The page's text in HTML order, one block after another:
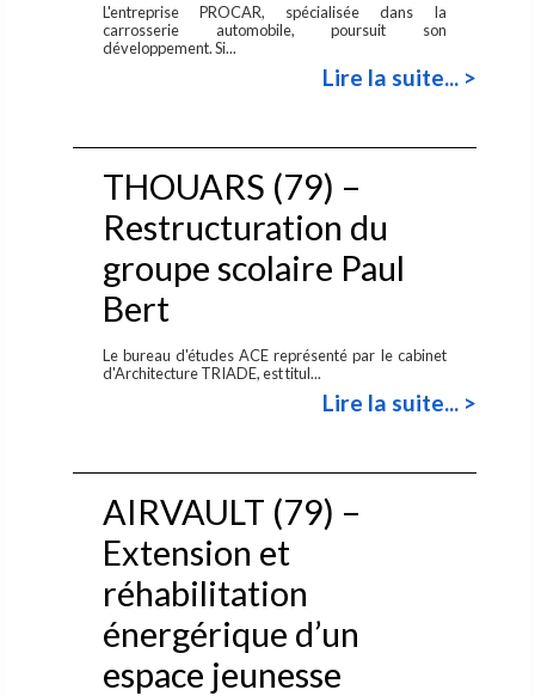
L'entreprise PROCAR, spécialisée dans la
carrosserie automobile, poursuit son
développement. Si...
Lire la suite... >
THOUARS (79) –
Restructuration du
groupe scolaire Paul
Bert
Le bureau d'études ACE représenté par le cabinet
d'Architecture TRIADE, est titul...
Lire la suite... >
AIRVAULT (79) –
Extension et
réhabilitation
énergérique d’un
espace jeunesse